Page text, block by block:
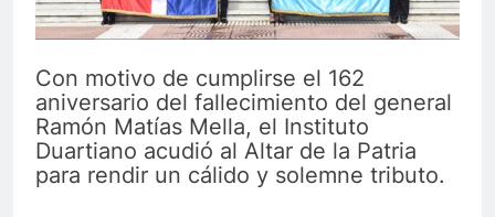
Con motivo de cumplirse el 162
aniversario del fallecimiento del general
Ramón Matías Mella, el Instituto
Duartiano acudió al Altar de la Patria
para rendir un cálido y solemne tributo.